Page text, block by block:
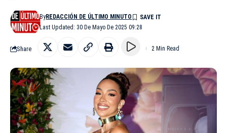
Last Updated: 30 De Mayo De 2025 09:28
ByREDACCIÓN DE ÚLTIMO MINUTO
Share 2 Min Read